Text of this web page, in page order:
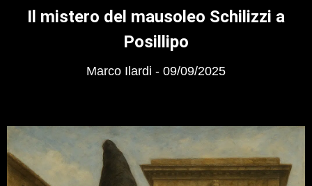
Il mistero del mausoleo Schilizzi a
Posillipo
Marco Ilardi 09/09/2025